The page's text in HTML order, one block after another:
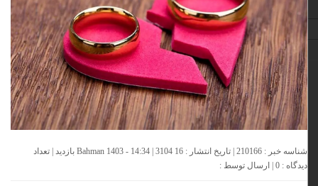
شناسه خبر : 210166 | تاریخ انتشار : 16 Bahman 1403 - 14:34 | 3104 بازدید | تعداد
دیدگاه :0 | ارسال توسط :